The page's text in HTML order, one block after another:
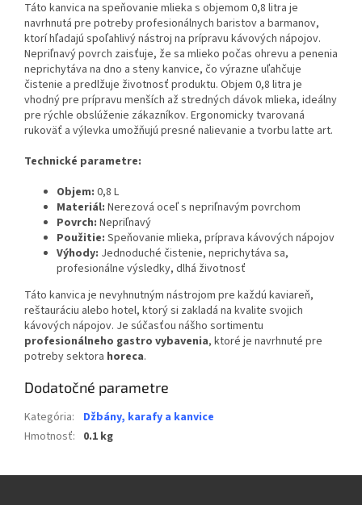
Táto kanvica na speňovanie mlieka s objemom 0,8 litra je
navrhnutá pre potreby profesionálnych baristov a barmanov,
ktorí hľadajú spoľahlivý nástroj na prípravu kávových nápojov.
Nepriľnavý povrch zaisťuje, že sa mlieko počas ohrevu a penenia
neprichytáva na dno a steny kanvice, čo výrazne uľahčuje
čistenie a predlžuje životnosť produktu. Objem 0,8 litra je
vhodný pre prípravu menších až stredných dávok mlieka, ideálny
pre rýchle obslúženie zákazníkov. Ergonomicky tvarovaná
rukoväť a výlevka umožňujú presné nalievanie a tvorbu latte art.
Technické parametre:
Objem: 0,8 L
Materiál: Nerezová oceľ s nepriľnavým povrchom
Povrch: Nepriľnavý
Použitie: Speňovanie mlieka, príprava kávových nápojov
Výhody: Jednoduché čistenie, neprichytáva sa,
profesionálne výsledky, dlhá životnosť
Táto kanvica je nevyhnutným nástrojom pre každú kaviareň,
reštauráciu alebo hotel, ktorý si zakladá na kvalite svojich
kávových nápojov. Je súčasťou nášho sortimentu
profesionálneho gastro vybavenia, ktoré je navrhnuté pre
potreby sektora horeca.
Dodatočné parametre
Kategória:
Džbány, karafy a kanvice
Hmotnosť: 0.1 kg